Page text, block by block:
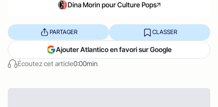
Dina Morin pour Culture Pops
Écoutez cet article0:00min
PARTAGER CLASSER
Ajouter Atlantico en favori sur Google